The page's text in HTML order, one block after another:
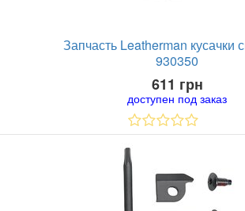
Запчасть Leatherman кусачки
930350
611 грн
доступен под заказ